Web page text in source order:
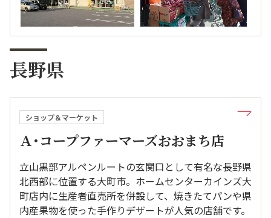
長野県
ショップ＆マーケット
Ａ･コープファーマーズおおまち店
立山黒部アルペンルートの玄関口として有名な長野県
北西部に位置する大町市。ホームセンターカインズ大
町店内に生産者直売所を併設して、焼きたてパンや県
内産果物を使った手作りデザートが人気の店舗です。